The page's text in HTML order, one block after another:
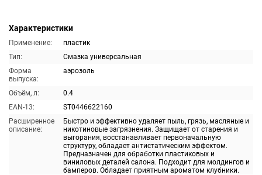
Характеристики
Применение:
пластик
Тип:
Смазка универсальная
Форма
выпуска:
аэрозоль
Объём, л:
0.4
EAN-13:
ST0446622160
Расширенное
описание:
Быстро и эффективно удаляет пыль, грязь, масляные и
никотиновые загрязнения. Защищает от старения и
выгорания, восстанавливает первоначальную
структуру, обладает антистатическим эффектом.
Предназначен для обработки пластиковых и
виниловых деталей салона. Подходит для молдингов и
бамперов. Обладает приятным ароматом клубники.